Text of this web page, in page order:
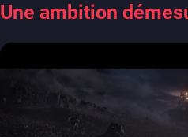
Une ambition